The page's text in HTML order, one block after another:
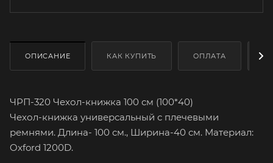
ОПИСАНИЕ КАК КУПИТЬ ОПЛАТА
ЧРП-320 Чехол-книжка 100 см (100*40)
Чехол-книжка универсальный с плечевыми
ремнями. Длина- 100 см., Ширина-40 см. Материал:
Oxford 1200D.